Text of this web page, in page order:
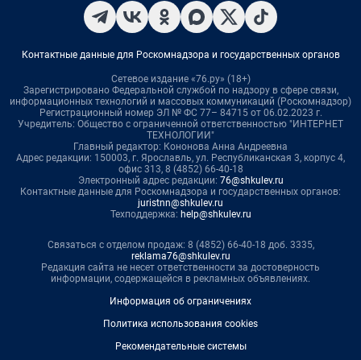
Контактные данные для Роскомнадзора и государственных органов
Сетевое издание «76.ру» (18+)
Зарегистрировано Федеральной службой по надзору в сфере связи,
информационных технологий и массовых коммуникаций (Роскомнадзор)
Регистрационный номер ЭЛ № ФС 77– 84715 от 06.02.2023 г.
Учредитель: Общество с ограниченной ответственностью "ИНТЕРНЕТ
ТЕХНОЛОГИИ"
Главный редактор: Кононова Анна Андреевна
Адрес редакции: 150003, г. Ярославль, ул. Республиканская 3, корпус 4,
офис 313, 8 (4852) 66-40-18
Электронный адрес редакции: 76@shkulev.ru
Контактные данные для Роскомнадзора и государственных органов:
juristnn@shkulev.ru
Техподдержка: help@shkulev.ru
Связаться с отделом продаж: 8 (4852) 66-40-18 доб. 3335,
reklama76@shkulev.ru
Редакция сайта не несет ответственности за достоверность
информации, содержащейся в рекламных объявлениях.
Информация об ограничениях
Политика использования cookies
Рекомендательные системы